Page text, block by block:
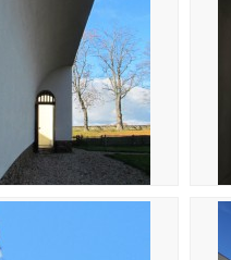
018 Vstup do kostela